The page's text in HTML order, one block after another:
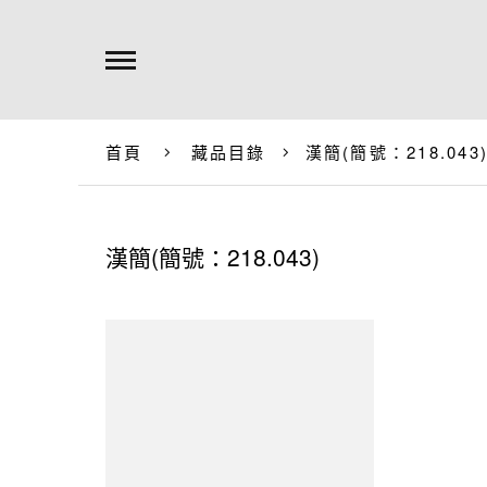
首頁 藏品目錄 漢簡(簡號：218.043)
漢簡(簡號：218.043)